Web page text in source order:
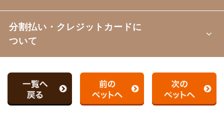
分割払い・クレジットカードに
ついて